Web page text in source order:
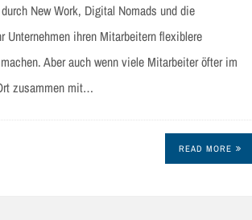
New Work, Digital Nomads und die
ihren Mitarbeitern flexiblere
Aber auch wenn viele Mitarbeiter öfter im
zusammen mit…
READ MORE